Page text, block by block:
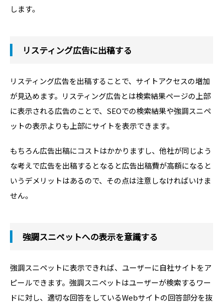
します。
リスティング広告に出稿する
リスティング広告を出稿することで、サイトアクセスの増加
が見込めます。リスティング広告とは検索結果ページの上部
に表示される広告のことで、SEOでの検索結果や強調スニペ
ットの表示よりも上部にサイトを表示できます。
もちろん広告出稿にコストはかかりますし、他社が同じよう
な考えで広告を出稿するとなると広告出稿費が高額になると
いうデメリットはあるので、その点は注意しなければいけま
せん。
強調スニペットへの表示を意識する
強調スニペットに表示できれば、ユーザーに自社サイトをア
ピールできます。強調スニペットはユーザーが検索するワー
ドに対し、適切な回答をしているWebサイトの回答部分を抜